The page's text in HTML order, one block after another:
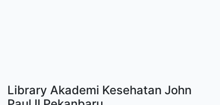
Library Akademi Kesehatan John